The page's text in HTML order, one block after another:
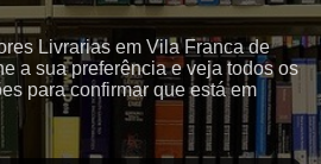
Livrarias em Vila Franca de
a sua preferência e veja todos os
para confirmar que está em